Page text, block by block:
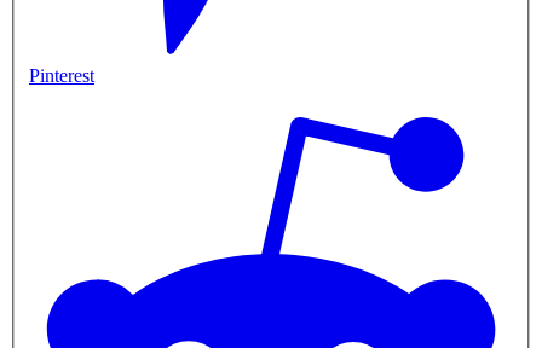
Pinterest